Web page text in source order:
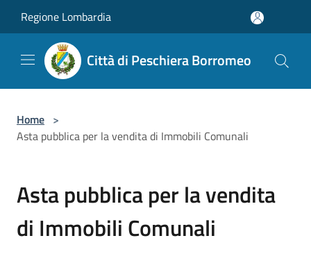
Regione Lombardia
Città di Peschiera Borromeo
Home >
Asta pubblica per la vendita di Immobili Comunali
Asta pubblica per la vendita
di Immobili Comunali